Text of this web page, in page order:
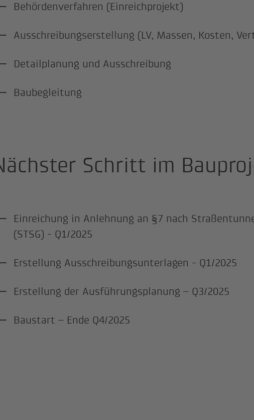
Behördenverfahren (Einreichprojekt)
Ausschreibungserstellung (LV, Massen, Kosten,
Detailplanung und Ausschreibung
Baubegleitung
Schritt im
Einreichung in Anlehnung an §7 nach
(STSG) - Q1/2025
Erstellung Ausschreibungsunterlagen - Q1/2025
Erstellung der Ausführungsplanung – Q3/2025
Baustart – Ende Q4/2025